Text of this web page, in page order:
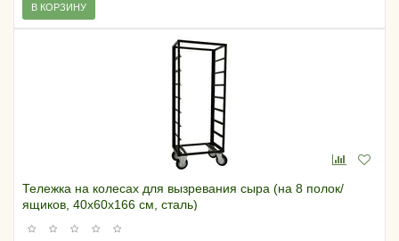
В КОРЗИНУ
Тележка на колесах для вызревания сыра (на 8 полок/
ящиков, 40х60х166 см, сталь)